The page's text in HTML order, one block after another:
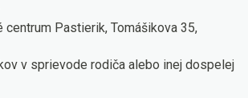
centrum Pastierik, Tomášikova 35,
v sprievode rodiča alebo inej dospelej